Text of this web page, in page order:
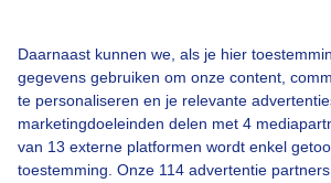
Daarnaast kunnen we, als je hier
gegevens gebruiken om onze content,
te personaliseren en je relevante
marketingdoeleinden delen met 4
van 13 externe platformen wordt enkel
toestemming. Onze 114 advertentie